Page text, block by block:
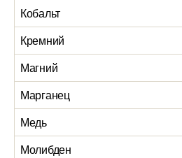
Кобальт
Кремний
Магний
Марганец
Медь
Молибден